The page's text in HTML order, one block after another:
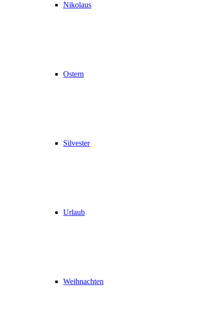
Nikolaus
Ostern
Silvester
Urlaub
Weihnachten